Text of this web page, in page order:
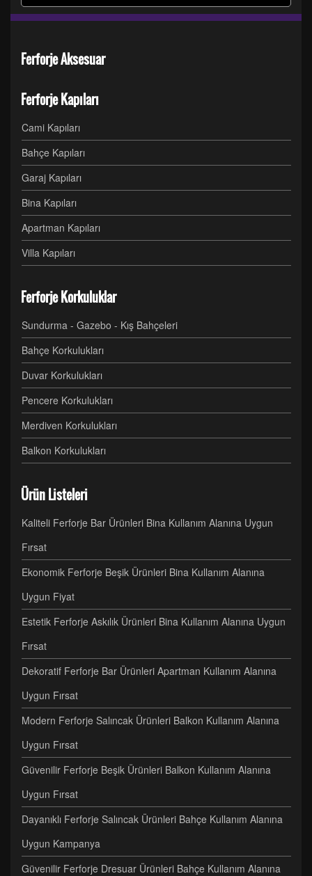
Ferforje Aksesuar
Ferforje Kapıları
Cami Kapıları
Bahçe Kapıları
Garaj Kapıları
Bina Kapıları
Apartman Kapıları
Villa Kapıları
Ferforje Korkuluklar
Sundurma - Gazebo - Kış Bahçeleri
Bahçe Korkulukları
Duvar Korkulukları
Pencere Korkulukları
Merdiven Korkulukları
Balkon Korkulukları
Ürün Listeleri
Kaliteli Ferforje Bar Ürünleri Bina Kullanım Alanına Uygun
Fırsat
Ekonomik Ferforje Beşik Ürünleri Bina Kullanım Alanına
Uygun Fiyat
Estetik Ferforje Askılık Ürünleri Bina Kullanım Alanına Uygun
Fırsat
Dekoratif Ferforje Bar Ürünleri Apartman Kullanım Alanına
Uygun Fırsat
Modern Ferforje Salıncak Ürünleri Balkon Kullanım Alanına
Uygun Fırsat
Güvenilir Ferforje Beşik Ürünleri Balkon Kullanım Alanına
Uygun Fırsat
Dayanıklı Ferforje Salıncak Ürünleri Bahçe Kullanım Alanına
Uygun Kampanya
Güvenilir Ferforje Dresuar Ürünleri Bahçe Kullanım Alanına